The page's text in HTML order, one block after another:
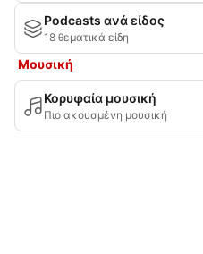
Podcasts ανά είδος
18 θεματικά είδη
Μουσική
Κορυφαία μουσική
Πιο ακουσμένη μουσική